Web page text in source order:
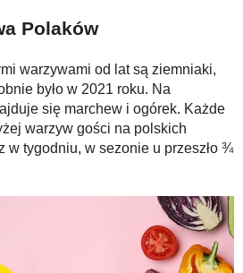
Polaków
warzywami od lat są ziemniaki,
było w 2021 roku. Na
się marchew i ogórek. Każde
warzyw gości na polskich
w tygodniu, w sezonie u przeszło ¾